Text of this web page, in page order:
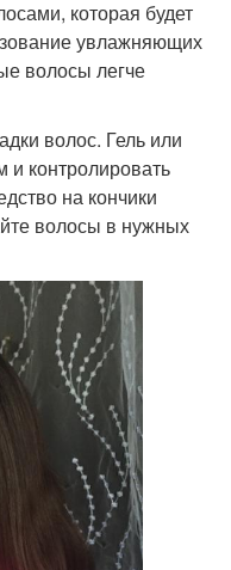
которая будет
увлажняющих
волосы легче
волос. Гель или
и контролировать
на кончики
волосы в нужных